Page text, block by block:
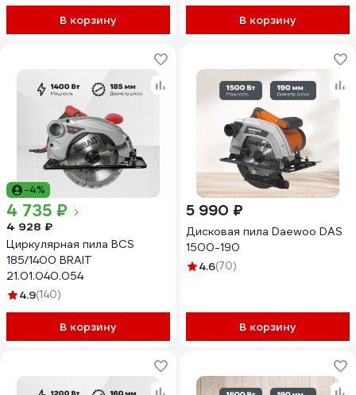
В корзину В корзину
-4%
4 735 ₽
4 928 ₽
Циркулярная пила BCS
185/1400 BRAIT
21.01.040.054
4.9(140)
В корзину
5 990 ₽
Дисковая пила Daewoo DAS
1500-190
4.6(70)
В корзину